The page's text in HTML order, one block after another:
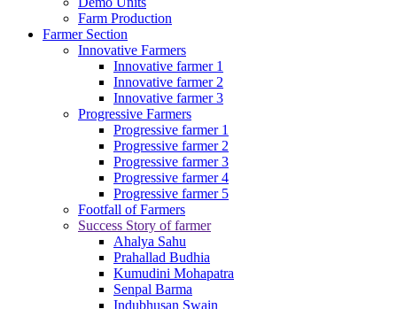
Farm Production
Farmer Section
Innovative Farmers
Innovative farmer 1
Innovative farmer 2
Innovative farmer 3
Progressive Farmers
Progressive farmer 1
Progressive farmer 2
Progressive farmer 3
Progressive farmer 4
Progressive farmer 5
Footfall of Farmers
Success Story of farmer
Ahalya Sahu
Prahallad Budhia
Kumudini Mohapatra
Senpal Barma
Indubhusan Swain